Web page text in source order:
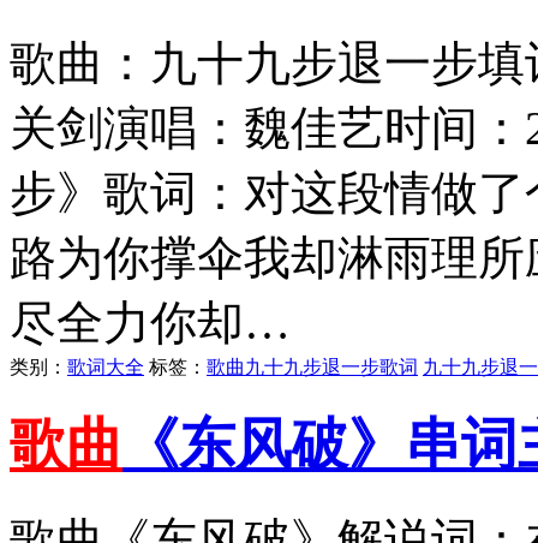
歌曲：九十九步退一步
关剑演唱：魏佳艺时间
步》歌词：对这段情做
路为你撑伞我却淋雨理
尽全力你却…
类别： 歌词大全 标签： 歌曲九十九步退一步歌词 九十九步退
歌曲 《东风破》串